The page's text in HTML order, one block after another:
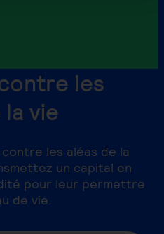
les
vie
les aléas de la
un capital en
pour leur permettre
de vie.